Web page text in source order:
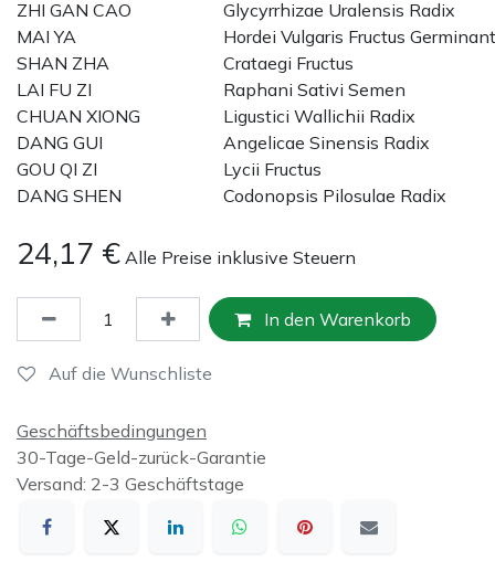
ZHI GAN CAO
Glycyrrhizae Uralensis Radix
MAI YA
Hordei Vulgaris Fructus
SHAN ZHA
Crataegi Fructus
LAI FU ZI
Raphani Sativi Semen
CHUAN XIONG
Ligustici Wallichii Radix
DANG GUI
Angelicae Sinensis Radix
GOU QI ZI
Lycii Fructus
DANG SHEN
Codonopsis Pilosulae Radix
24,17 € Alle Preise inklusive Steuern
In den Warenkorb
Auf die Wunschliste
Geschäftsbedingungen
30-Tage-Geld-zurück-Garantie
Versand: 2-3 Geschäftstage